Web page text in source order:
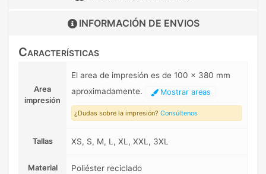
INFORMACIÓN DE ENVIOS
Características
Area
impresión
El area de impresión es de 100 x 380 mm
aproximadamente.
Mostrar areas
¿Dudas sobre la impresión? Consúltenos
Tallas XS, S, M, L, XL, XXL, 3XL
Material Poliéster reciclado